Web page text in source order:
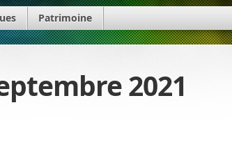
Patrimoine
2021